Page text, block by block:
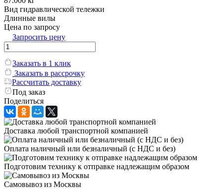
Вид гидравлической тележки
Длинные вилы
Цена по запросу
Запросить цену
Заказать в 1 клик
Заказать в рассрочку
Рассчитать доставку
Под заказ
Поделиться
Доставка любой транспортной компанией
Оплата наличный или безналичный (с НДС и без)
Подготовим технику к отправке надлежащим образом
Самовывоз из Москвы